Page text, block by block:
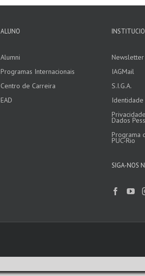
ALUNO
Alumni
Programas Internacionais
Centro de Carreira
EAD
Newsletter
IAGMail
S.I.G.A.
Dados
Programa
PUC-Rio
SIGA-NOS